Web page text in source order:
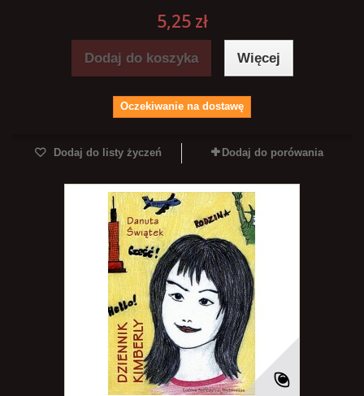
5,25 zł
Dodaj do koszyka Więcej
Oczekiwanie na dostawę
Dodaj do listy życzeń Dodaj do porówania